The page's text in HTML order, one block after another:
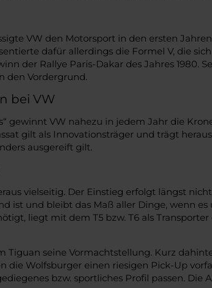
VW den Motorsport in den ersten
dafür allerdings die Formel V, die
der Rallye Paris-Dakar des Jahres 1980.
den Vordergrund.
bei VW
gewinnt VW nahezu in jedem Jahr die
gilt als Innovationsträger und trägt
ausgereift gilt.
vielseitig. Der Einstieg erfolgt längst
ist und bleibt das Maß aller Dinge, wenn
liegt mit dem T5 bzw. T6 als
seine Vormachtstellung. Kurz
die Wolfsburger einen riesigen Pick-Up
bzw. sportliches Profil passen. Die